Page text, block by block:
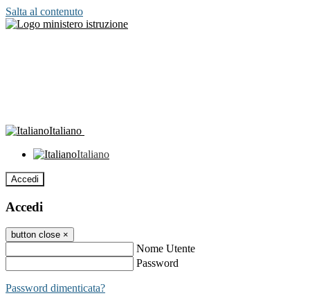
Salta al contenuto
Italiano
Italiano
Accedi
Accedi
button close ×
Nome Utente
Password
Password dimenticata?